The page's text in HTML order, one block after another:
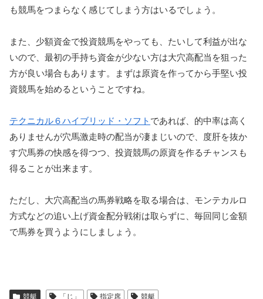
も競馬をつまらなく感じてしまう方はいるでしょう。
また、少額資金で投資競馬をやっても、たいして利益が出な
いので、最初の手持ち資金が少ない方は大穴高配当を狙った
方が良い場合もあります。まずは原資を作ってから手堅い投
資競馬を始めるということですね。
テクニカル６ハイブリッド・ソフト であれば、的中率は高く
ありませんが穴馬激走時の配当が凄まじいので、度肝を抜か
す穴馬券の快感を得つつ、投資競馬の原資を作るチャンスも
得ることが出来ます。
ただし、大穴高配当の馬券戦略を取る場合は、モンテカルロ
方式などの追い上げ資金配分戦術は取らずに、毎回同じ金額
で馬券を買うようにしましょう。
競艇 「じ」 指定席 競艇